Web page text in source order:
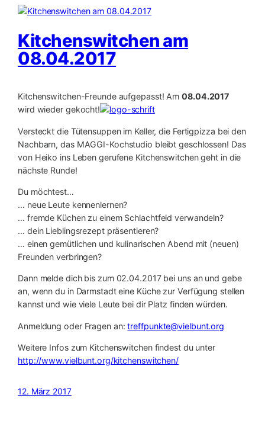
Kitchenswitchen am
08.04.2017
Kitchenswitchen-Freunde aufgepasst! Am08.04.2017
wird wieder gekocht!
Versteckt die Tütensuppen im Keller, die Fertigpizza bei den
Nachbarn, das MAGGI-Kochstudio bleibt geschlossen! Das
von Heiko ins Leben gerufene Kitchenswitchen geht in die
nächste Runde!
Du möchtest…
… neue Leute kennenlernen?
… fremde Küchen zu einem Schlachtfeld verwandeln?
… dein Lieblingsrezept präsentieren?
… einen gemütlichen und kulinarischen Abend mit (neuen)
Freunden verbringen?
Dann melde dich bis zum 02.04.2017 bei uns an und gebe
an, wenn du in Darmstadt eine Küche zur Verfügung stellen
kannst und wie viele Leute bei dir Platz finden würden.
Anmeldung oder Fragen an:treffpunkte@vielbunt.org
Weitere Infos zum Kitchenswitchen findest du unter
http://www.vielbunt.org/kitchenswitchen/
12. März 2017